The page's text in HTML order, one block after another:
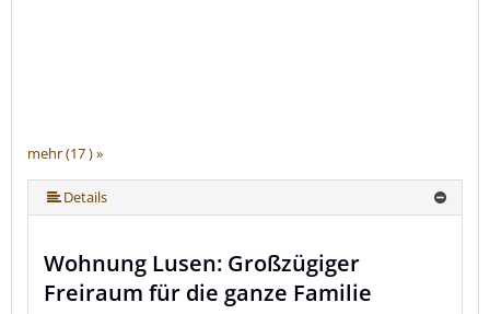
mehr (17 ) »
mehr (17 ) »
mehr (17 ) »
mehr (17 ) »
mehr (17 ) »
mehr (17 ) »
mehr (17 ) »
mehr (17 ) »
mehr (17 ) »
mehr (17 ) »
mehr (17 ) »
mehr (17 ) »
mehr (17 ) »
mehr (17 ) »
Details
Wohnung Lusen: Großzügiger
Freiraum für die ganze Familie